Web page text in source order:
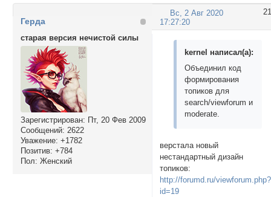
21
Вс, 2 Авг 2020
17:27:20
Герда
старая версия нечистой силы
Зарегистрирован: Пт, 20 Фев 2009
Сообщений: 2622
Уважение: +1782
Позитив: +784
Пол: Женский
kernel написал(а):
Объединил код
формирования
топиков для
search/viewforum и
moderate.
верстала новый
нестандартный дизайн
топиков:
http://forumd.ru/viewforum.php?
id=19